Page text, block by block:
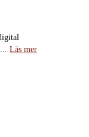
Läs mer